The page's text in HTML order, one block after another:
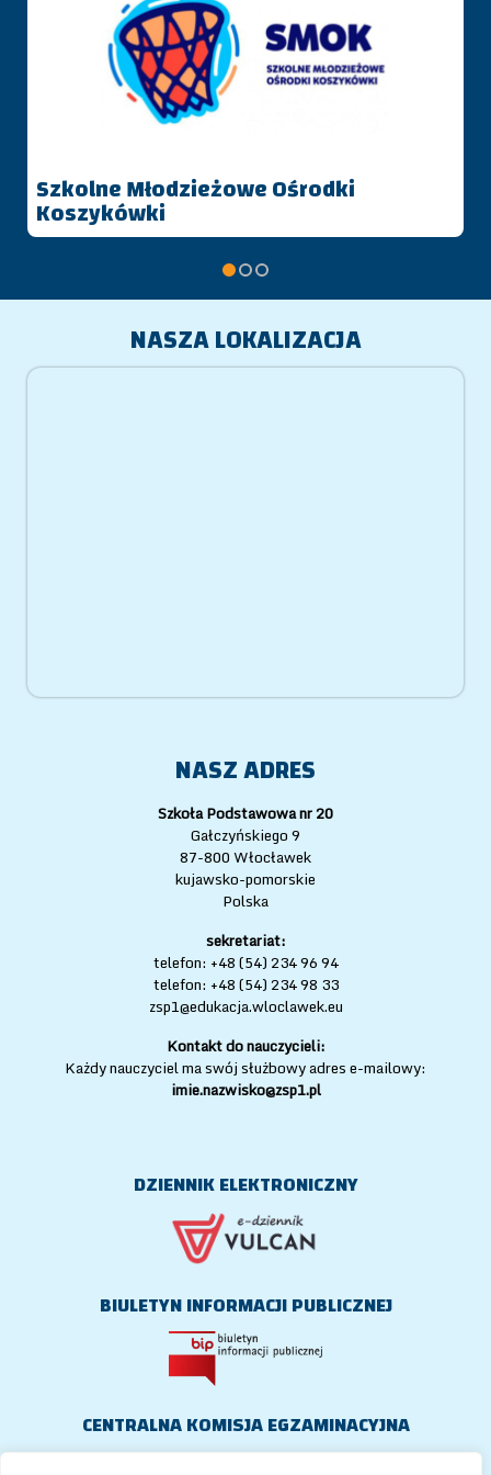
Młodzieżowe Ośrodki
NASZA LOKALIZACJA
NASZ ADRES
Szkoła Podstawowa nr 20
Gałczyńskiego 9
87-800 Włocławek
kujawsko-pomorskie
Polska
sekretariat:
telefon: +48 (54) 234 96 94
telefon: +48 (54) 234 98 33
zsp1@edukacja.wloclawek.eu
Kontakt do nauczycieli:
Każdy nauczyciel ma swój służbowy adres e-mailowy:
imie.nazwisko@zsp1.pl
DZIENNIK ELEKTRONICZNY
BIULETYN INFORMACJI PUBLICZNEJ
CENTRALNA KOMISJA EGZAMINACYJNA